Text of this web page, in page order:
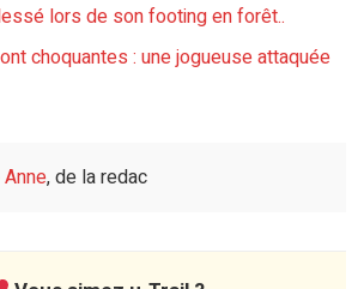
lors de son footing en forêt..
choquantes : une jogueuse attaquée
, de la redac